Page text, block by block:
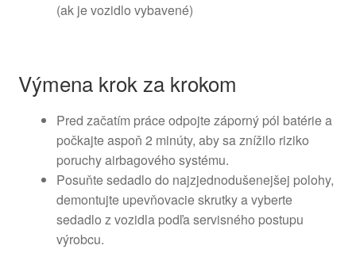
(ak je vozidlo vybavené)
Výmena krok za krokom
Pred začatím práce odpojte záporný pól batérie a
počkajte aspoň 2 minúty, aby sa znížilo riziko
poruchy airbagového systému.
Posuňte sedadlo do najzjednodušenejšej polohy,
demontujte upevňovacie skrutky a vyberte
sedadlo z vozidla podľa servisného postupu
výrobcu.